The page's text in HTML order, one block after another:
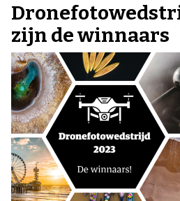
zijn de winnaars